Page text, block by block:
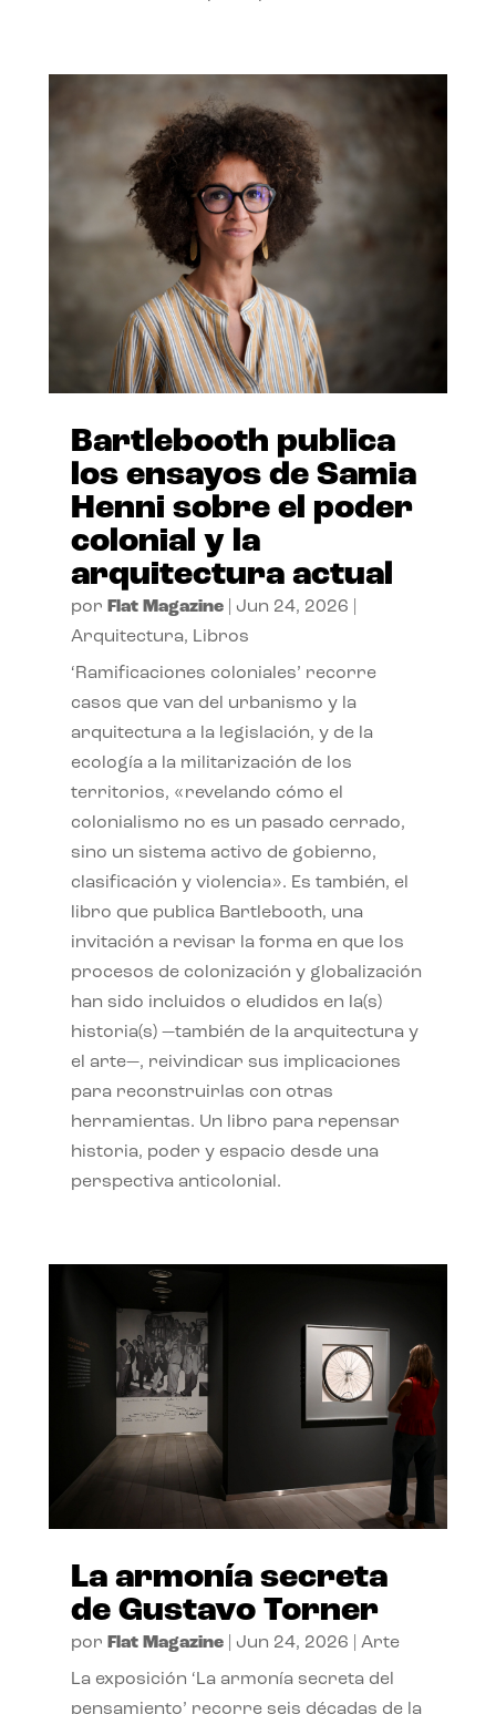
Bartlebooth publica
los ensayos de Samia
Henni sobre el poder
colonial y la
arquitectura actual
por Flat Magazine| Jun 24, 2026
Arquitectura, Libros
‘Ramificaciones coloniales’ recorre
casos que van del urbanismo y la
arquitectura a la legislación, y de la
ecología a la militarización de los
territorios, «revelando cómo el
colonialismo no es un pasado cerrado,
sino un sistema activo de gobierno,
clasificación y violencia». Es también, el
libro que publica Bartlebooth, una
invitación a revisar la forma en que los
procesos de colonización y globalización
han sido incluidos o eludidos en la(s)
historia(s) —también de la arquitectura y
el arte—, reivindicar sus implicaciones
para reconstruirlas con otras
herramientas. Un libro para repensar
historia, poder y espacio desde una
perspectiva anticolonial.
La armonía secreta
de Gustavo Torner
por Flat Magazine| Jun 24, 2026 Arte
La exposición ‘La armonía secreta del
pensamiento’ recorre seis décadas de la